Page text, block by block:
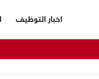
اخبار التوظيف